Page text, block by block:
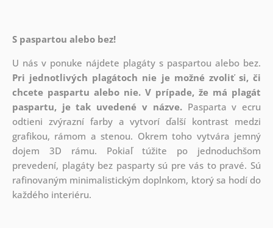
S paspartou alebo bez!
U nás v ponuke nájdete plagáty s paspartou alebo bez.
Pri jednotlivých plagátoch nie je možné zvoliť si, či
chcete paspartu alebo nie. V prípade, že má plagát
paspartu, je tak uvedené v názve.Pasparta v ecru
odtieni zvýrazní farby a vytvorí ďalší kontrast medzi
grafikou, rámom a stenou. Okrem toho vytvára jemný
dojem 3D rámu. Pokiaľ túžite po jednoduchšom
prevedení, plagáty bez pasparty sú pre vás to pravé. Sú
rafinovaným minimalistickým doplnkom, ktorý sa hodí do
každého interiéru.